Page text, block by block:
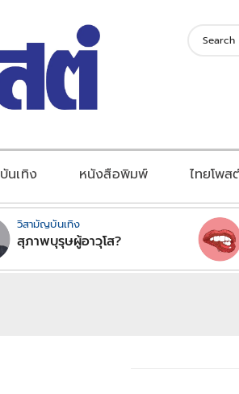
บันเทิง หนังสือพิมพ์ ไทยโพ
วิสามัญบันเทิง
สุภาพบุรุษผู้อาวุโส?